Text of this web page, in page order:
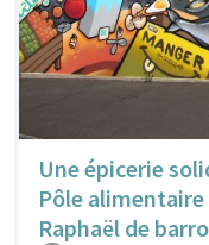
Une épicerie
Pôle
Raphaël de